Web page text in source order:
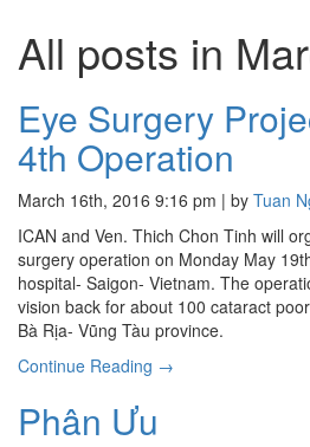
All posts in
Eye Surgery
4th Operation
March 16th, 2016 9:16 pm | by Tuan
ICAN and Ven. Thich Chon Tinh will
surgery operation on Monday May
hospital- Saigon- Vietnam. The
vision back for about 100 cataract
Bà Rịa- Vũng Tàu province.
Continue Reading →
Phân Ưu